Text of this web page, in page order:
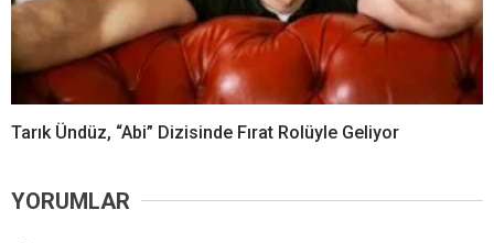
Tarık Ündüz, “Abi” Dizisinde Fırat Rolüyle Geliyor
YORUMLAR